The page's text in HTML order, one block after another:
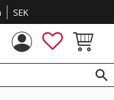
SEK
FAVORITER